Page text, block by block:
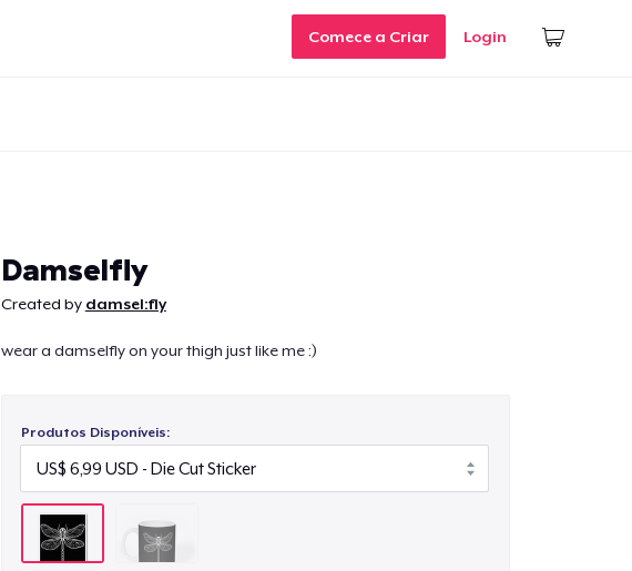
Comece a Criar Login
Damselfly
Created by damsel:fly
wear a damselfly on your thigh just like me :)
Produtos Disponíveis: